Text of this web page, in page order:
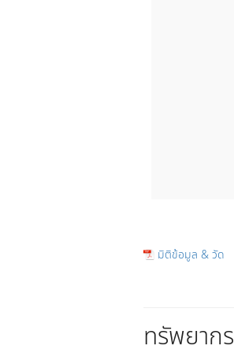
มิติข้อมูล & วัด
ทรัพยากร